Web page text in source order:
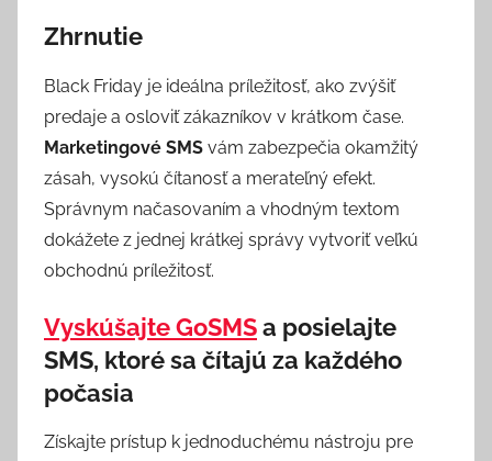
Zhrnutie
Black Friday je ideálna príležitosť, ako zvýšiť
predaje a osloviť zákazníkov v krátkom čase.
Marketingové SMS vám zabezpečia okamžitý
zásah, vysokú čítanosť a merateľný efekt.
Správnym načasovaním a vhodným textom
dokážete z jednej krátkej správy vytvoriť veľkú
obchodnú príležitosť.
Vyskúšajte GoSMSa posielajte
SMS, ktoré sa čítajú za každého
počasia
Získajte prístup k jednoduchému nástroju pre